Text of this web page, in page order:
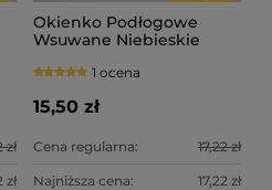
zł
zł
Okienko Podłogowe
Wsuwane Niebieskie
1 ocena
15,50 zł
Cena regularna: 17,22 zł
Najniższa cena: 17,22 zł